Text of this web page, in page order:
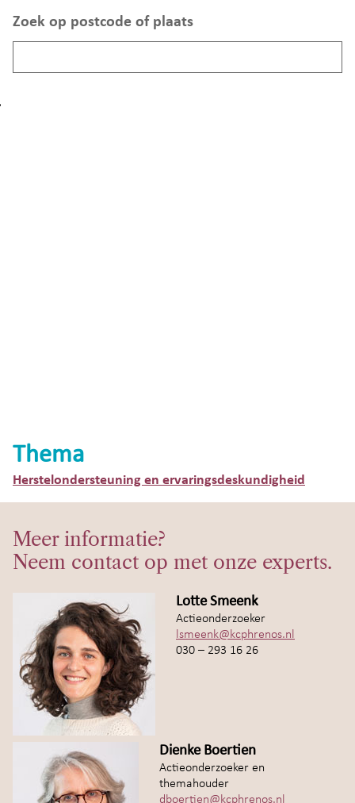
Zoek op postcode of plaats
Thema
Herstelondersteuning en ervaringsdeskundigheid
Meer informatie?
Neem contact op met onze experts.
Lotte Smeenk
Actieonderzoeker
lsmeenk@kcphrenos.nl
030 – 293 16 26
Dienke Boertien
Actieonderzoeker en
themahouder
dboertien@kcphrenos.nl